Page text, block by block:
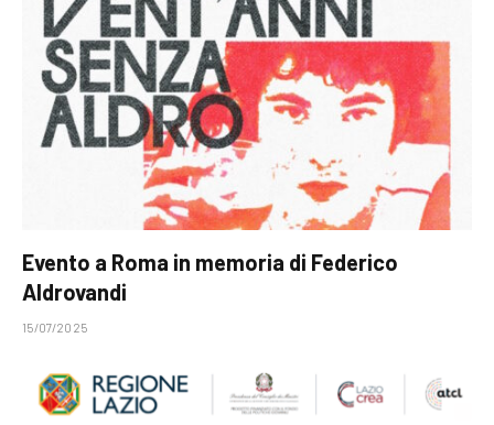
Evento a Roma in memoria di Federico
Aldrovandi
15/07/2025